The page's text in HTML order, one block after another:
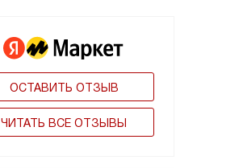
ОСТАВИТЬ ОТЗЫВ
ЧИТАТЬ ВСЕ ОТЗЫВЫ